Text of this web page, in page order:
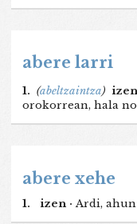
abere larri
1. (abeltzaintza)
orokorrean, hala
abere xehe
1. izen · Ardi,